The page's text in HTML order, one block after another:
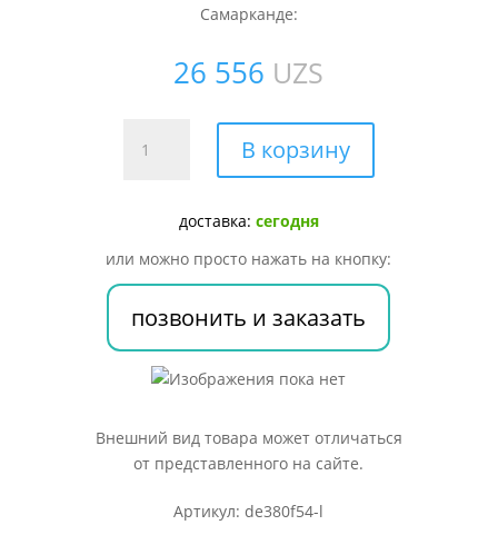
Самарканде:
26 556 UZS
товара
ПАРАЦЕТАМОЛ
МГ
№100
В корзину
доставка: сегодня
или можно просто нажать на кнопку:
позвонить и заказать
Внешний вид товара может отличаться
от представленного на сайте.
Артикул: de380f54-l